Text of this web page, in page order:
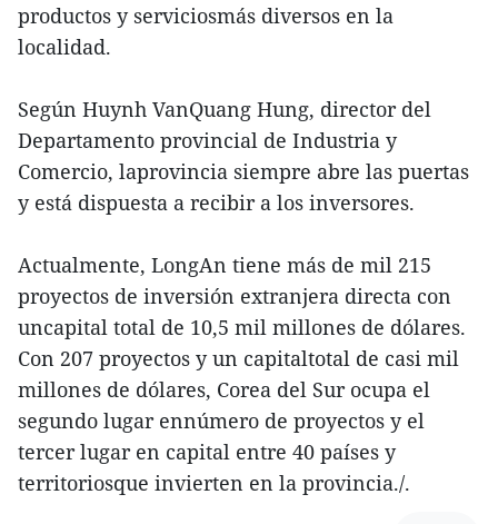
productos y serviciosmás diversos en la
localidad.
Según Huynh VanQuang Hung, director del
Departamento provincial de Industria y
Comercio, laprovincia siempre abre las puertas
y está dispuesta a recibir a los inversores.
Actualmente, LongAn tiene más de mil 215
proyectos de inversión extranjera directa con
uncapital total de 10,5 mil millones de dólares.
Con 207 proyectos y un capitaltotal de casi mil
millones de dólares, Corea del Sur ocupa el
segundo lugar ennúmero de proyectos y el
tercer lugar en capital entre 40 países y
territoriosque invierten en la provincia./.